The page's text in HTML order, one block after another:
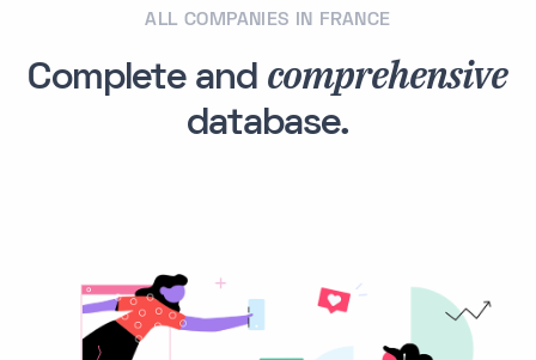
ALL COMPANIES IN FRANCE
Complete and comprehensive
database.